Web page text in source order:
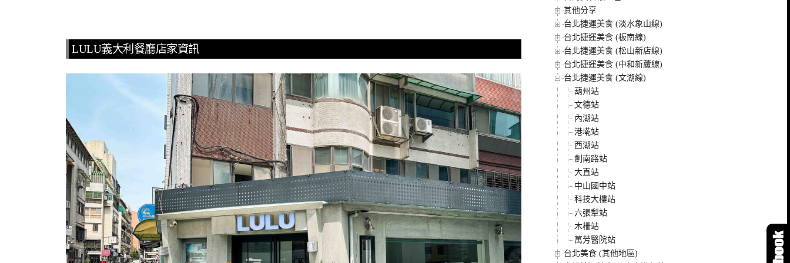
LULU義大利餐廳店家資訊
其他分享
台北捷運美食 (淡水象山線)
台北捷運美食 (板南線)
台北捷運美食 (松山新店線)
台北捷運美食 (中和新蘆線)
台北捷運美食 (文湖線)
葫州站
文德站
內湖站
港墘站
西湖站
劍南路站
大直站
中山國中站
科技大樓站
六張犁站
木柵站
萬芳醫院站
台北美食 (其他地區)